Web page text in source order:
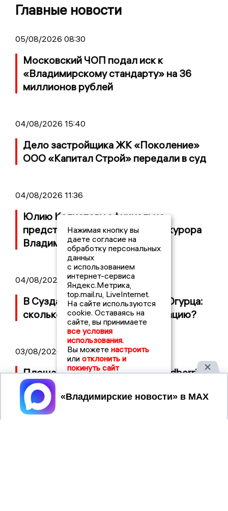
Главные новости
05/08/2026 08:30
Московский ЧОП подал иск к
«Владимирскому стандарту» на 36
миллионов рублей
04/08/2026 15:40
Дело застройщика ЖК «Поколение»
ООО «Капитал Строй» передали в суд
04/08/2026 11:36
Юлию Калистову официально
представили в должности прокурора
Владимирской области
04/08/2026 09:01
В Суздале прошёл Фестиваль Огурца:
сколько потратили на организацию?
03/08/2026 14:13
Площадь пожара на складе Wildberries
составляет 100 тысяч квадратных
метров
Нажимая кнопку вы
даете согласие на
обработку персональных
данных
с использованием
интернет-сервиса
Яндекс.Метрика,
top.mail.ru, LiveInternet.
На сайте используются
cookie. Оставаясь на
сайте, вы принимаете
все условия
использования.
Вы можете настроить
или отклонить и
покинуть сайт
Принять